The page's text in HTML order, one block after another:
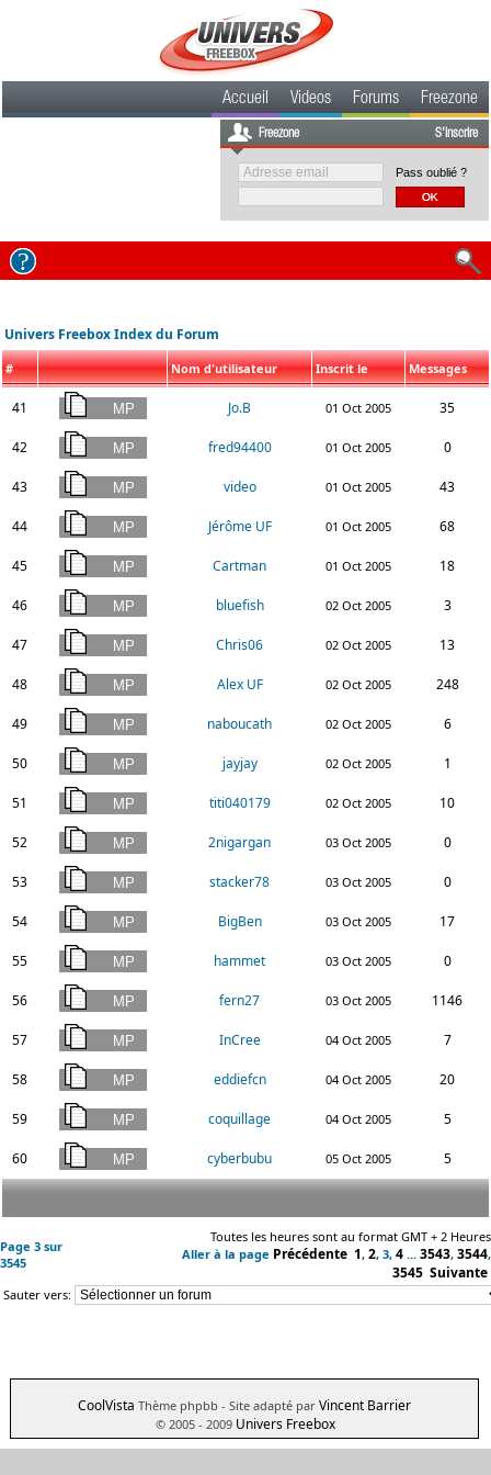
Accueil Videos Forums Freezone
Freezone S'inscrire
Pass oublié ?
Univers Freebox Index du Forum
# Nom d'utilisateur Inscrit le Messages
41 Jo.B 01 Oct 2005 35
42 fred94400 01 Oct 2005 0
43 video 01 Oct 2005 43
44 Jérôme UF 01 Oct 2005 68
45 Cartman 01 Oct 2005 18
46 bluefish 02 Oct 2005 3
47 Chris06 02 Oct 2005 13
48 Alex UF 02 Oct 2005 248
49 naboucath 02 Oct 2005 6
50 jayjay 02 Oct 2005 1
51 titi040179 02 Oct 2005 10
52 2nigargan 03 Oct 2005 0
53 stacker78 03 Oct 2005 0
54 BigBen 03 Oct 2005 17
55 hammet 03 Oct 2005 0
56 fern27 03 Oct 2005 1146
57 InCree 04 Oct 2005 7
58 eddiefcn 04 Oct 2005 20
59 coquillage 04 Oct 2005 5
60 cyberbubu 05 Oct 2005 5
Page 3 sur
3545
Toutes les heures sont au format GMT + 2 Heures
Aller à la page Précédente 1, 2, 3, 4 ... 3543, 3544,
3545 Suivante
Sauter vers:
CoolVista Thème phpbb - Site adapté par Vincent Barrier
© 2005 - 2009 Univers Freebox